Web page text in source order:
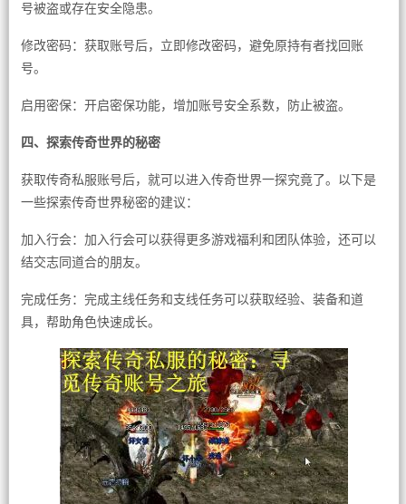
号被盗或存在安全隐患。
修改密码：获取账号后，立即修改密码，避免原持有者找回账
号。
启用密保：开启密保功能，增加账号安全系数，防止被盗。
四、探索传奇世界的秘密
获取传奇私服账号后，就可以进入传奇世界一探究竟了。以下是
一些探索传奇世界秘密的建议：
加入行会：加入行会可以获得更多游戏福利和团队体验，还可以
结交志同道合的朋友。
完成任务：完成主线任务和支线任务可以获取经验、装备和道
具，帮助角色快速成长。